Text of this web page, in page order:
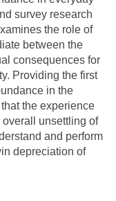
survey research
the role of
between the
consequences for
Providing the first
in the
the experience
unsettling of
and perform
depreciation of